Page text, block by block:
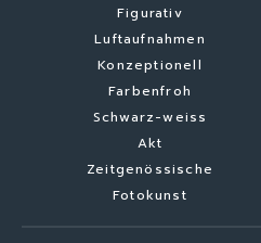
Figurativ
Luftaufnahmen
Konzeptionell
Farbenfroh
Schwarz-weiss
Akt
Zeitgenössische
Fotokunst